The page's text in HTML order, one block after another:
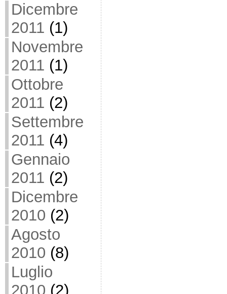
Dicembre
2011 (1)
Novembre
2011 (1)
Ottobre
2011 (2)
Settembre
2011 (4)
Gennaio
2011 (2)
Dicembre
2010 (2)
Agosto
2010 (8)
Luglio
2010 (2)